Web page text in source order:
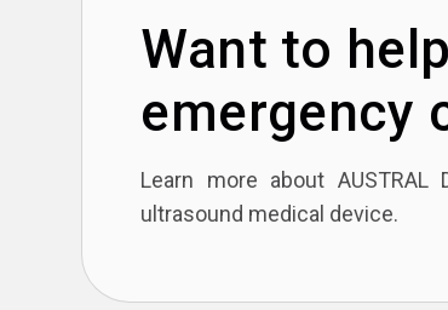
Want to
emergency
Learn more about
ultrasound medical device.